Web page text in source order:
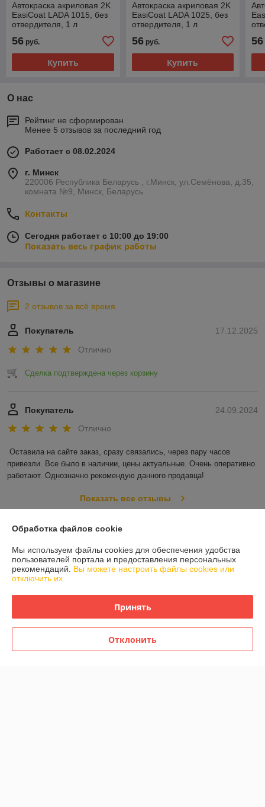
Автокраска акриловая 2K
EasiCoat LADA 1015, без
отвердителя, 1 л
56 руб.
Купить
Автокраска акриловая 2K
EasiCoat LADA 1025, без
отвердителя, 1 л
56руб.
Купить
56
О нас
Рейтинг не сформирован
Менее 5 отзывов за последний год
Работает с 08.02.2024
г. Минск
220006 Республика Беларусь , г.Минск, ул.Семёнова, д.35,
комната №9, Минск, Беларусь
Контакты
Сегодня работает с 10:00 до 19:00
Показать весь график работы
Отзывы о магазине
2 отзывов за всё время
17.12.2025
Покупатель
Отлично
Сделка подтверждена через корзину
24.09.2024
Покупатель
Отлично
Оставила на сайте заказ, сразу связались, через пару часов
привезли. Все было в наличии, цены актуальные. Очень оперативно
работают. Однозначно рекомендую данного продавца!
Показать все отзывы
Контакты
Доставка и оплата
Полная версия сайта
Обработка файлов cookie
Мы используем файлы cookies для обеспечения удобства
пользователей портала и предоставления персональных
рекомендаций. Вы можете настроить файлы cookies или
отключить их.
Принять
Отклонить